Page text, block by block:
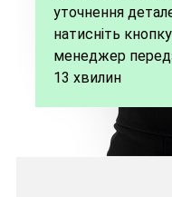
уточнення
натисніть кнопку
менеджер
13 хвилин